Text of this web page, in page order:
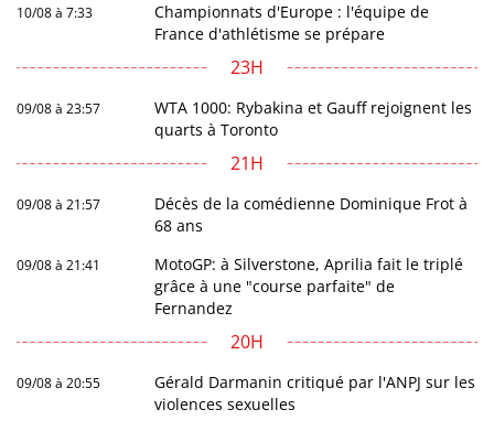
10/08 à 7:33
Championnats d'Europe : l'équipe de
France d'athlétisme se prépare
23H
09/08 à 23:57
WTA 1000: Rybakina et Gauff rejoignent les
quarts à Toronto
21H
09/08 à 21:57
Décès de la comédienne Dominique Frot à
68 ans
09/08 à 21:41
MotoGP: à Silverstone, Aprilia fait le triplé
grâce à une "course parfaite" de
Fernandez
20H
09/08 à 20:55
Gérald Darmanin critiqué par l'ANPJ sur les
violences sexuelles